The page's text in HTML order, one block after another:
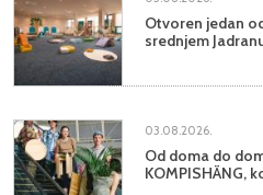
Otvoren jedan
srednjem
03.08.2026.
Od doma do
KOMPISHÄNG,